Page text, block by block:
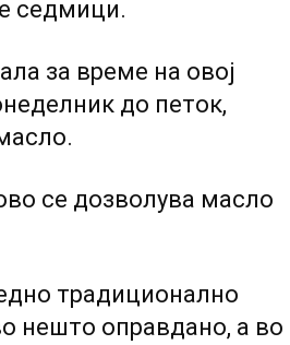
седмици.
за време на овој
до петок,
се дозволува масло
традиционално
нешто оправдано, а во